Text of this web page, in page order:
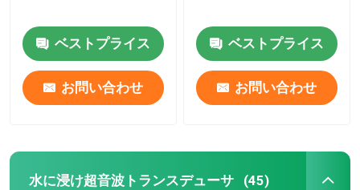
ベストプライス
お問い合わせ
ベストプライス
お問い合わせ
水に浸け超音波トランスデューサ (45)